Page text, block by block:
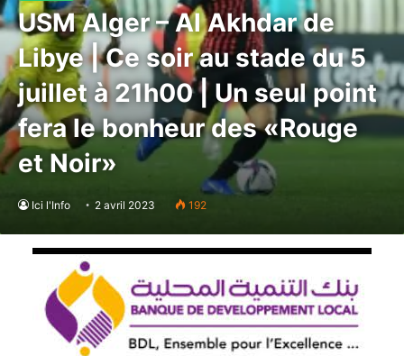
USM Alger – Al Akhdar de
Libye | Ce soir au stade du 5
juillet à 21h00 | Un seul point
fera le bonheur des «Rouge
et Noir»
Ici l'Info 2 avril 2023 192